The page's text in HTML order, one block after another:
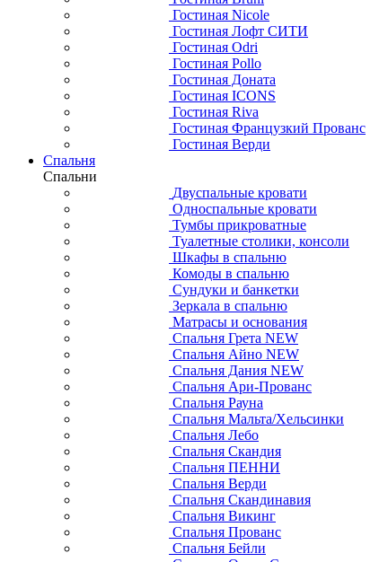
Гостиная Nicole
Гостиная Лофт СИТИ
Гостиная Odri
Гостиная Pollo
Гостиная Доната
Гостиная ICONS
Гостиная Riva
Гостиная Французкий Прованс
Гостиная Верди
Спальня
Спальни
Двуспальные кровати
Односпальные кровати
Тумбы прикроватные
Туалетные столики, консоли
Шкафы в спальню
Комоды в спальню
Сундуки и банкетки
Зеркала в спальню
Матрасы и основания
Спальня Грета NEW
Спальня Айно NEW
Спальня Дания NEW
Спальня Ари-Прованс
Спальня Рауна
Спальня Мальта/Хельсинки
Спальня Лебо
Спальня Скандия
Спальня ПЕННИ
Спальня Верди
Спальня Скандинавия
Спальня Викинг
Спальня Прованс
Спальня Бейли